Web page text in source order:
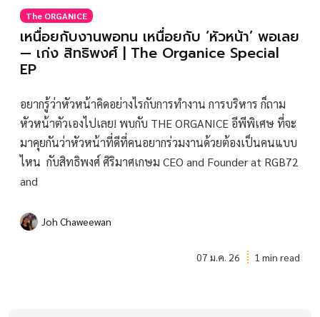
The ORGANICE
เหนื่อยกับงานพอทน เหนื่อยกับ ‘หัวหน้า’ พอเลย
— เก่ง สิทธิพงศ์ | The Organice Special
EP
อยากรู้ว่าหัวหน้าคิดอย่างไรกับการทำงาน การบริหาร ก็ถาม
หัวหน้าตัวเองไปเลย! พบกับ THE ORGANICE อีพีพิเศษ ที่จะ
มาคุยกันว่าหัวหน้าที่ดีที่คนอยากร่วมงานด้วยต้องเป็นคนแบบ
ไหน กับสิทธิพงศ์ ศิริมาศเกษม CEO and Founder at RGB72
and
Joh Chaweewan
07 ม.ค. 26 1 min read